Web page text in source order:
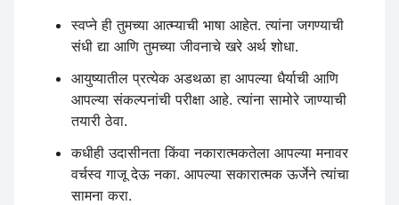
स्वप्ने ही तुमच्या आत्म्याची भाषा आहेत. त्यांना जगण्याची
संधी द्या आणि तुमच्या जीवनाचे खरे अर्थ शोधा.
आयुष्यातील प्रत्येक अडथळा हा आपल्या धैर्याची आणि
आपल्या संकल्पनांची परीक्षा आहे. त्यांना सामोरे जाण्याची
तयारी ठेवा.
कधीही उदासीनता किंवा नकारात्मकतेला आपल्या मनावर
वर्चस्व गाजू देऊ नका. आपल्या सकारात्मक ऊर्जेने त्यांचा
सामना करा.